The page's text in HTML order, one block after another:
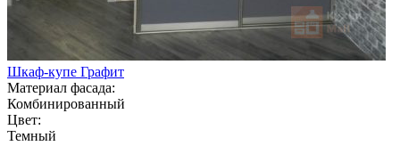
Шкаф-купе Графит
Материал фасада:
Комбинированный
Цвет:
Темный